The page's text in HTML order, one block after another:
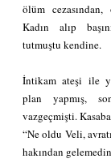
ölüm
Kadın alıp
tutmuştu kendine.
İntikam ateşi ile
plan yapmış,
vazgeçmişti.
“Ne oldu Veli,
hakından